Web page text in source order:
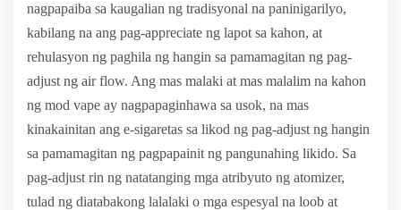
nagpapaiba sa kaugalian ng tradisyonal na paninigarilyo,
kabilang na ang pag-appreciate ng lapot sa kahon, at
rehulasyon ng paghila ng hangin sa pamamagitan ng pag-
adjust ng air flow. Ang mas malaki at mas malalim na kahon
ng mod vape ay nagpapaginhawa sa usok, na mas
kinakainitan ang e-sigaretas sa likod ng pag-adjust ng hangin
sa pamamagitan ng pagpapainit ng pangunahing likido. Sa
pag-adjust rin ng natatanging mga atribyuto ng atomizer,
tulad ng diatabakong lalalaki o mga espesyal na loob at